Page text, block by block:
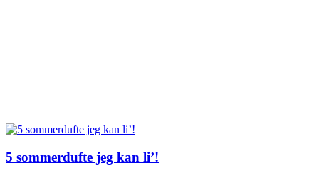
5 sommerdufte jeg kan li’!